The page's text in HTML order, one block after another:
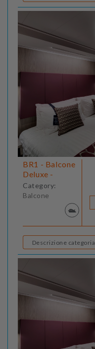
BR1 - Balcone
Deluxe -
Category:
Balcone
Descrizione categoria